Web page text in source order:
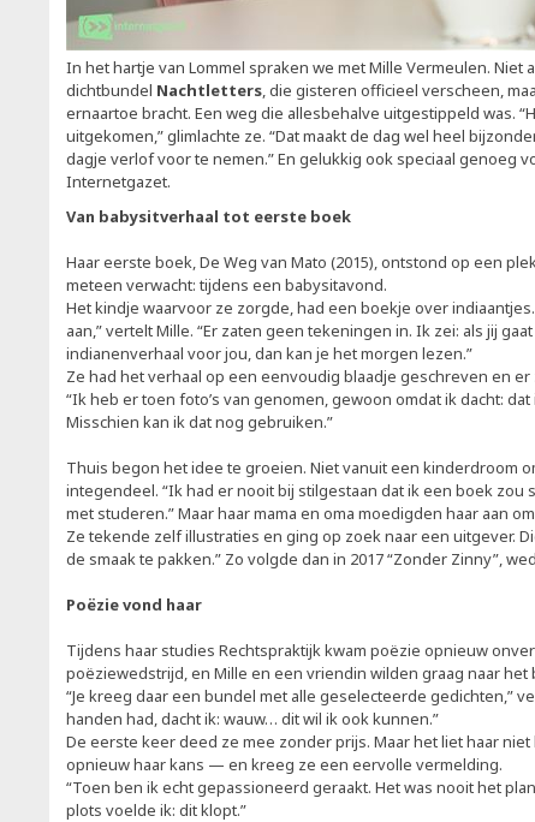
In het hartje van Lommel spraken we met Mille Vermeulen. Niet
dichtbundel Nachtletters, die gisteren officieel verscheen,
ernaartoe bracht. Een weg die allesbehalve uitgestippeld was.
uitgekomen,” glimlachte ze. “Dat maakt de dag wel heel
dagje verlof voor te nemen.” En gelukkig ook speciaal genoeg
Internetgazet.
Van babysitverhaal tot eerste boek
Haar eerste boek, De Weg van Mato (2015), ontstond op een
meteen verwacht: tijdens een babysitavond.
Het kindje waarvoor ze zorgde, had een boekje over
aan,” vertelt Mille. “Er zaten geen tekeningen in. Ik zei: als jij
indianenverhaal voor jou, dan kan je het morgen lezen.”
Ze had het verhaal op een eenvoudig blaadje geschreven en
“Ik heb er toen foto’s van genomen, gewoon omdat ik dacht:
Misschien kan ik dat nog gebruiken.”
Thuis begon het idee te groeien. Niet vanuit een kinderdroom
integendeel. “Ik had er nooit bij stilgestaan dat ik een boek zou
met studeren.” Maar haar mama en oma moedigden haar aan
Ze tekende zelf illustraties en ging op zoek naar een uitgever.
de smaak te pakken.” Zo volgde dan in 2017 “Zonder Zinny”,
Poëzie vond haar
Tijdens haar studies Rechtspraktijk kwam poëzie opnieuw
poëziewedstrijd, en Mille en een vriendin wilden graag naar
“Je kreeg daar een bundel met alle geselecteerde gedichten,”
handen had, dacht ik: wauw… dit wil ik ook kunnen.”
De eerste keer deed ze mee zonder prijs. Maar het liet haar niet
opnieuw haar kans — en kreeg ze een eervolle vermelding.
“Toen ben ik echt gepassioneerd geraakt. Het was nooit het
plots voelde ik: dit klopt.”